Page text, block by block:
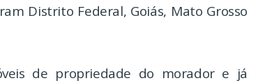
Distrito Federal, Goiás, Mato Grosso
de propriedade do morador e já